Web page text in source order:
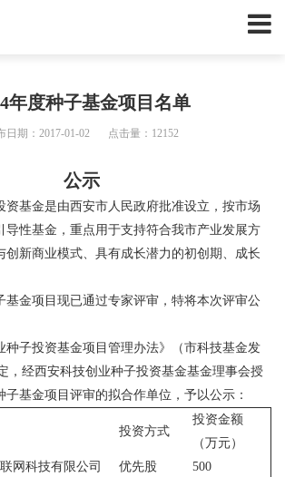
年度种子基金项目名单
日期：2017-01-02 点击量：12152
公示
资基金是由西安市人民政府批准设立，按市场
导性基金，重点用于支持符合我市产业发展方
创新商业模式、具有成长潜力的初创期、成长
基金项目现已通过专家评审，特将本次评审公
种子投资基金项目管理办法》（市科技基金发
，经西安科技创业种子投资基金基金理事会授
子基金项目评审的拟合作单位，予以公示：
投资方式
投资金额
（万元）
网科技有限公司 优先股
500